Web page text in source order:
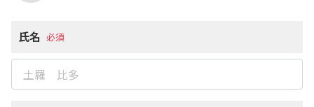
氏名 必須